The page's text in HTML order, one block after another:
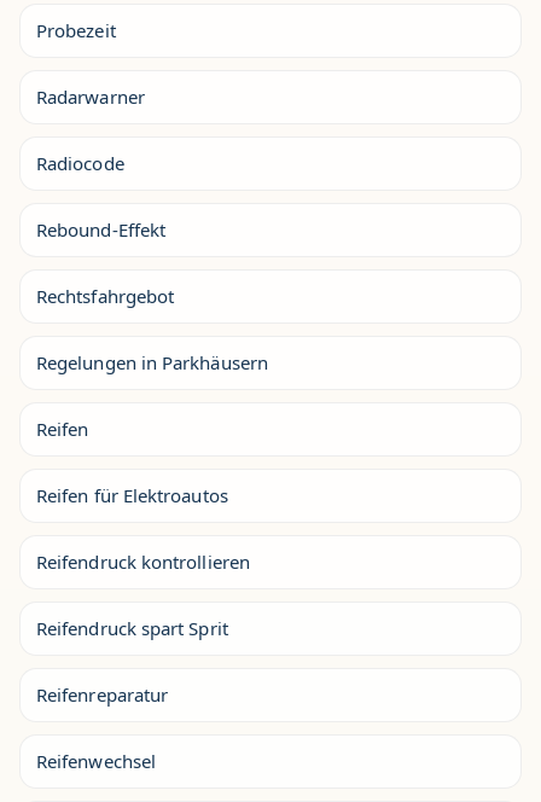
Probezeit
Radarwarner
Radiocode
Rebound-Effekt
Rechtsfahrgebot
Regelungen in Parkhäusern
Reifen
Reifen für Elektroautos
Reifendruck kontrollieren
Reifendruck spart Sprit
Reifenreparatur
Reifenwechsel